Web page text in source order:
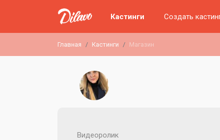
Кастинги Создать
Главная Кастинги Магазин
Видеоролик